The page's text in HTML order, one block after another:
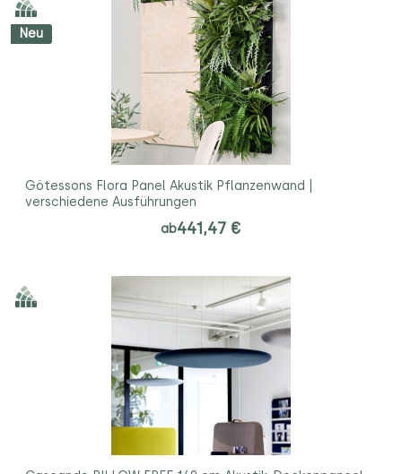
Neu
Götessons Flora Panel Akustik Pflanzenwand |
verschiedene Ausführungen
ab441,47 €